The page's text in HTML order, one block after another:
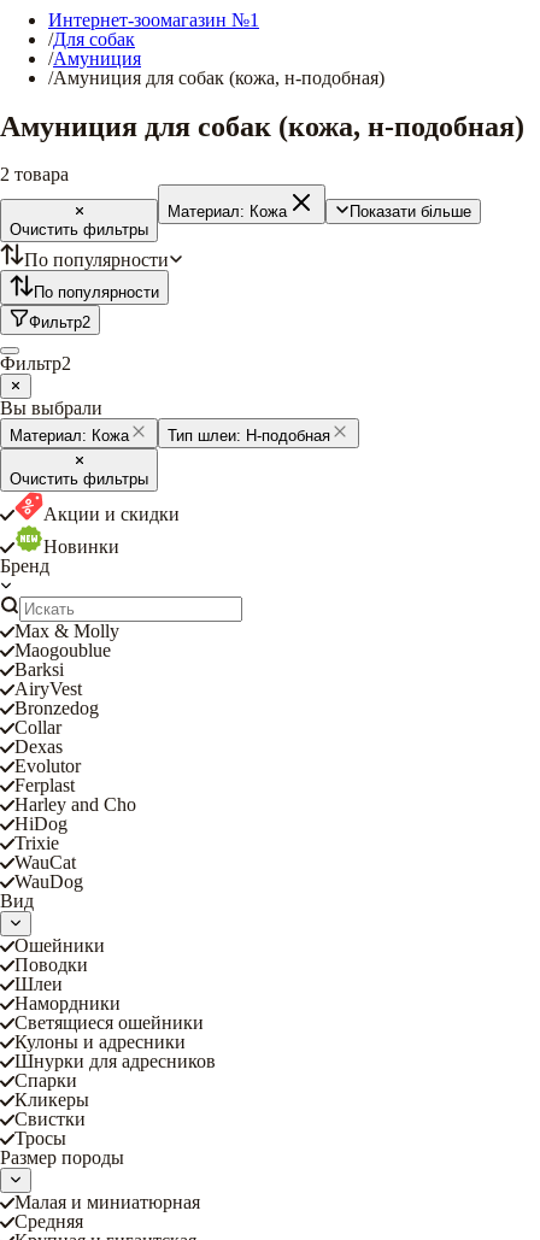
Интернет-зоомагазин №1
/Для собак
/Амуниция
/Амуниция для собак (кожа, н-подобная)
Амуниция для собак (кожа, н-подобная)
2 товара
Очистить фильтры
Материал: Кожа Показати більше
По популярности
По популярности
Фильтр2
Фильтр2
Вы выбрали
Материал: Кожа Тип шлеи: Н-подобная
Очистить фильтры
Акции и скидки
Новинки
Бренд
Max & Molly
Maogoublue
Barksi
AiryVest
Bronzedog
Collar
Dexas
Evolutor
Ferplast
Harley and Cho
HiDog
Trixie
WauCat
WauDog
Вид
Ошейники
Поводки
Шлеи
Намордники
Светящиеся ошейники
Кулоны и адресники
Шнурки для адресников
Спарки
Кликеры
Свистки
Тросы
Размер породы
Малая и миниатюрная
Средняя